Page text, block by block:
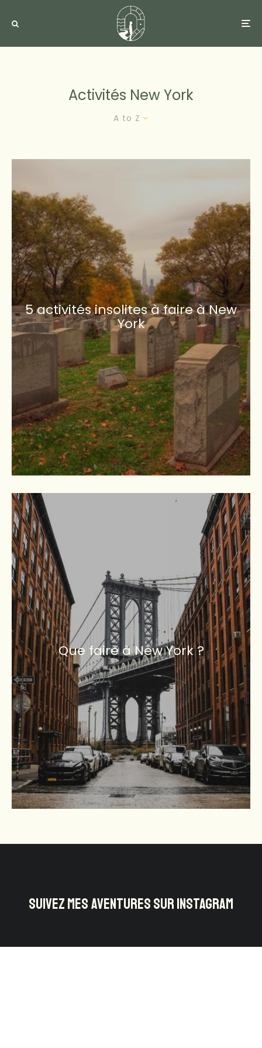
Activités New York
A to Z
5 activités insolites à faire à New
York
Que faire à New York ?
SUIVEZ MES AVENTURES SUR INSTAGRAM